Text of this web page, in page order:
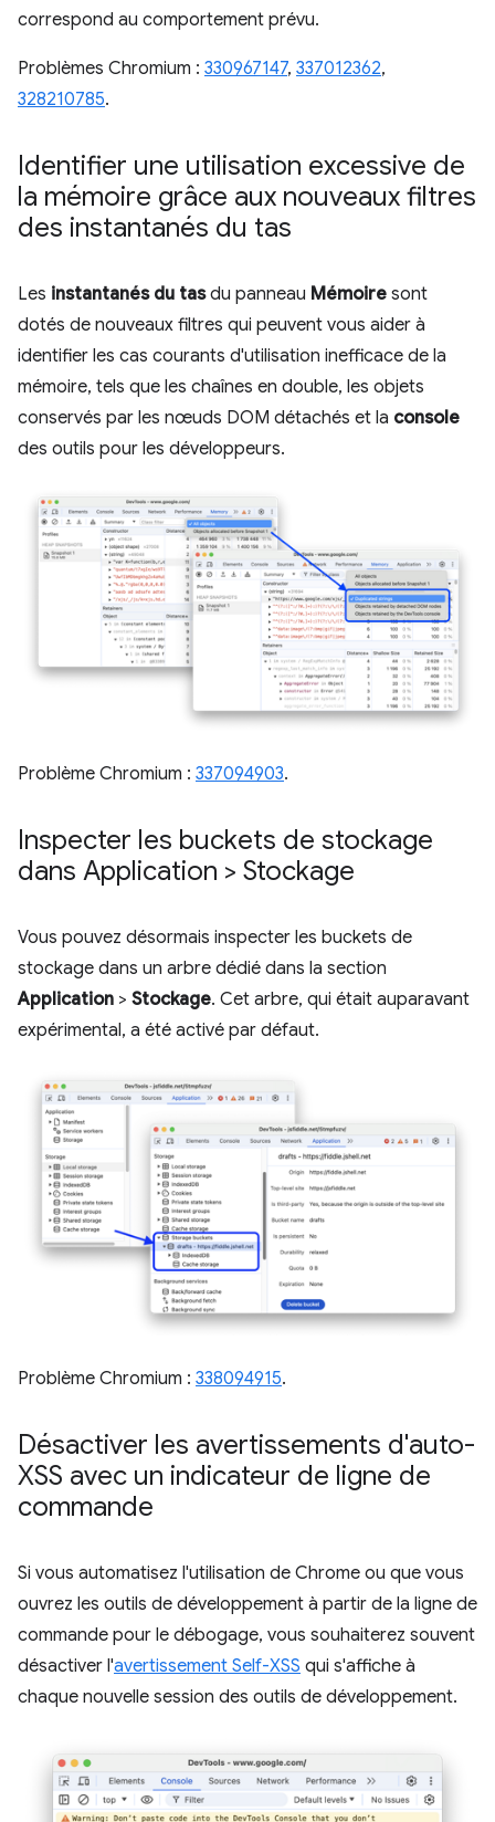
correspond au comportement prévu.
Problèmes Chromium : 330967147, 337012362,
328210785.
Identifier une utilisation excessive de
la mémoire grâce aux nouveaux filtres
des instantanés du tas
Les instantanés du tasdu panneau Mémoire sont
dotés de nouveaux filtres qui peuvent vous aider à
identifier les cas courants d'utilisation inefficace de la
mémoire, tels que les chaînes en double, les objets
conservés par les nœuds DOM détachés et la console
des outils pour les développeurs.
Problème Chromium : 337094903.
Inspecter les buckets de stockage
dans Application > Stockage
Vous pouvez désormais inspecter les buckets de
stockage dans un arbre dédié dans la section
Application > Stockage. Cet arbre, qui était auparavant
expérimental, a été activé par défaut.
Problème Chromium : 338094915.
Désactiver les avertissements d'auto-
XSS avec un indicateur de ligne de
commande
Si vous automatisez l'utilisation de Chrome ou que vous
ouvrez les outils de développement à partir de la ligne de
commande pour le débogage, vous souhaiterez souvent
désactiver l'avertissement Self-XSS qui s'affiche à
chaque nouvelle session des outils de développement.